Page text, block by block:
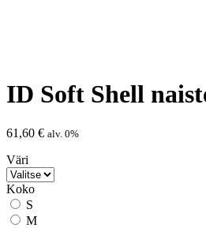
ID Soft Shell
61,60 € alv. 0%
Väri
Koko
S
M